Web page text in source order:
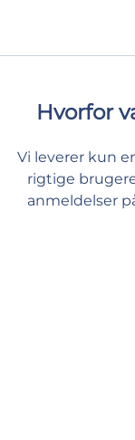
Hvorfor
Vi leverer kun
rigtige
anmeldelser